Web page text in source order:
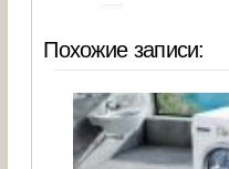
Похожие записи: